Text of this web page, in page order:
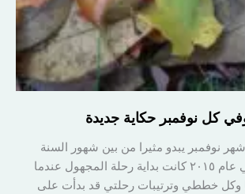
كل نوفمبر حكاية جديدة
عام ٢٠١٥ وشهر نوفمبر يبدو مثيرا من بين شهور السنة
الخاصة بي، ففي عام ٢٠١٥ كانت بداية رحلة المجهول عندما
خططي وترتيبات رحلتي قد بدأت على